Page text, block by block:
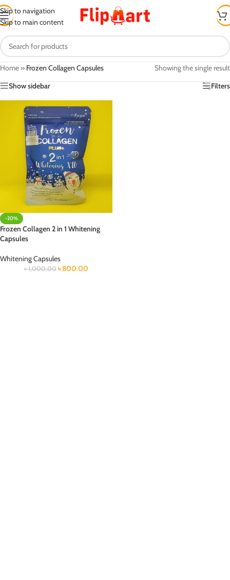
Skip to navigation
Skip to main content
Home » Frozen Collagen Capsules
Showing the single result
Show sidebar
Filters
-20%
Frozen Collagen 2 in 1 Whitening
Capsules
Whitening Capsules
৳1,000.00 ৳800.00